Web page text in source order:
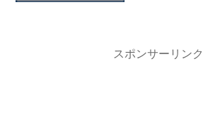
スポンサーリンク